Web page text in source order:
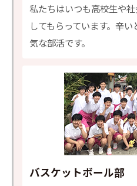
私たちはいつも高校生や
してもらっています。辛
気な部活です。
バスケットボール部